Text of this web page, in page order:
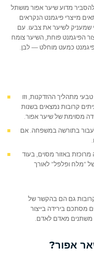
מדוע שיער אפור מושתל
מייצרי פיגמנט הנקראים
שמעניק לשיער את צבעו. עם
הפיגמנט פוחת, השיער צומח
כמעט מוחלט — לבן.
מתהליך ההזדקנות, וזו
קרובות נמצאים בשנות
מסוימת של שיער אפור.
בתורשה במשפחה. אם
באזור מסוים, בעוד
"מלח ופלפל" לאורך
קרובות גם הם בהקשר של
מסתכם בירידה בייצור
משתנים מאדם לאדם.
אפור?